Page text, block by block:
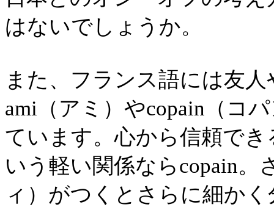
はないでしょうか。
また、フランス語には友
ami（アミ）やcopain（コ
ています。心から信頼で
いう軽い関係ならcopain。
ィ）がつくとさらに細か